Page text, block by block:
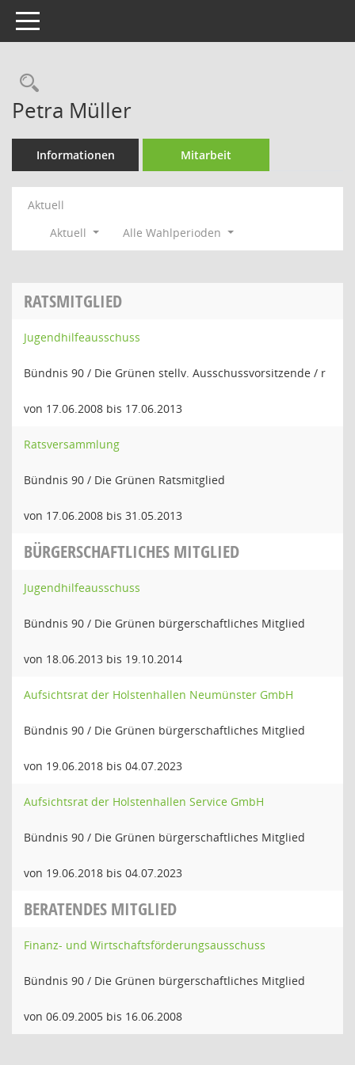
Toggle navigation
Rechercheauswahl
Petra Müller
Informationen Mitarbeit
Aktuell
Aktuell
Alle Wahlperioden
RATSMITGLIED
Jugendhilfeausschuss
Bündnis 90 / Die Grünen stellv. Ausschussvorsitzende / r
von 17.06.2008 bis 17.06.2013
Ratsversammlung
Bündnis 90 / Die Grünen Ratsmitglied
von 17.06.2008 bis 31.05.2013
BÜRGERSCHAFTLICHES MITGLIED
Jugendhilfeausschuss
Bündnis 90 / Die Grünen bürgerschaftliches Mitglied
von 18.06.2013 bis 19.10.2014
Aufsichtsrat der Holstenhallen Neumünster GmbH
Bündnis 90 / Die Grünen bürgerschaftliches Mitglied
von 19.06.2018 bis 04.07.2023
Aufsichtsrat der Holstenhallen Service GmbH
Bündnis 90 / Die Grünen bürgerschaftliches Mitglied
von 19.06.2018 bis 04.07.2023
BERATENDES MITGLIED
Finanz- und Wirtschaftsförderungsausschuss
Bündnis 90 / Die Grünen bürgerschaftliches Mitglied
von 06.09.2005 bis 16.06.2008